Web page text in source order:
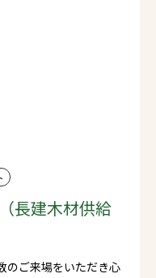
長建木材供給
のご来場をいただき心